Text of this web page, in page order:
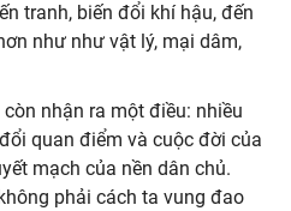
tranh, biến đổi khí hậu, đến
như như vật lý, mại dâm,
nhận ra một điều: nhiều
quan điểm và cuộc đời của
mạch của nền dân chủ.
phải cách ta vung đao